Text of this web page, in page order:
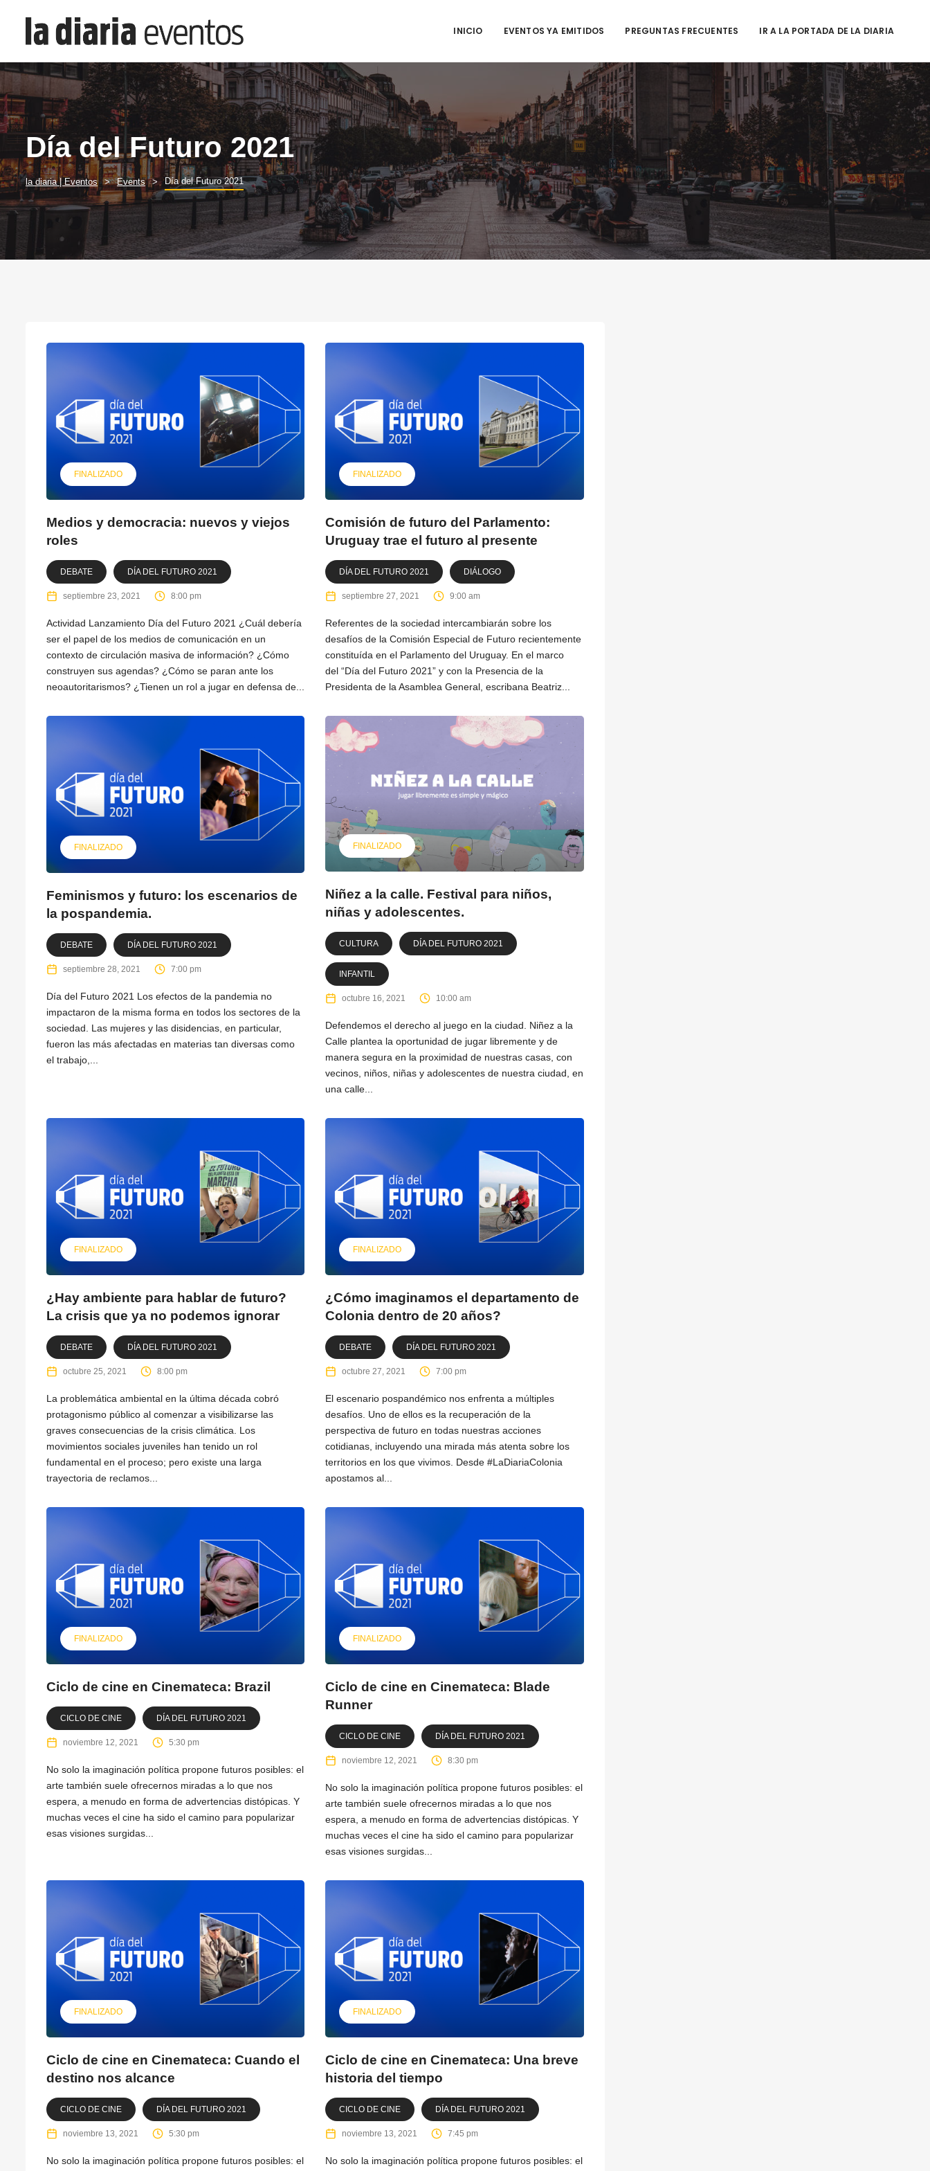
INICIO EVENTOS YA EMITIDOS PREGUNTAS FRECUENTES IR A LA PORTADA DE LA DIARIA
Día del Futuro 2021
la diaria | Eventos Events Día del Futuro 2021
FINALIZADO
Medios y democracia: nuevos y viejos
roles
DEBATE DÍA DEL FUTURO 2021
septiembre 23, 2021 8:00 pm
Actividad Lanzamiento Día del Futuro 2021 ¿Cuál debería
ser el papel de los medios de comunicación en un
contexto de circulación masiva de información? ¿Cómo
construyen sus agendas? ¿Cómo se paran ante los
neoautoritarismos? ¿Tienen un rol a jugar en defensa de...
FINALIZADO
Comisión de futuro del Parlamento:
Uruguay trae el futuro al presente
DÍA DEL FUTURO 2021 DIÁLOGO
septiembre 27, 2021 9:00 am
Referentes de la sociedad intercambiarán sobre los
desafíos de la Comisión Especial de Futuro recientemente
constituída en el Parlamento del Uruguay. En el marco
del “Día del Futuro 2021” y con la Presencia de la
Presidenta de la Asamblea General, escribana Beatriz...
FINALIZADO
Feminismos y futuro: los escenarios de
la pospandemia.
DEBATE DÍA DEL FUTURO 2021
septiembre 28, 2021 7:00 pm
Día del Futuro 2021 Los efectos de la pandemia no
impactaron de la misma forma en todos los sectores de la
sociedad. Las mujeres y las disidencias, en particular,
fueron las más afectadas en materias tan diversas como
el trabajo,...
FINALIZADO
Niñez a la calle. Festival para niños,
niñas y adolescentes.
CULTURA DÍA DEL FUTURO 2021
INFANTIL
octubre 16, 2021 10:00 am
Defendemos el derecho al juego en la ciudad. Niñez a la
Calle plantea la oportunidad de jugar libremente y de
manera segura en la proximidad de nuestras casas, con
vecinos, niños, niñas y adolescentes de nuestra ciudad, en
una calle...
FINALIZADO
¿Hay ambiente para hablar de futuro?
La crisis que ya no podemos ignorar
DEBATE DÍA DEL FUTURO 2021
octubre 25, 2021 8:00 pm
La problemática ambiental en la última década cobró
protagonismo público al comenzar a visibilizarse las
graves consecuencias de la crisis climática. Los
movimientos sociales juveniles han tenido un rol
fundamental en el proceso; pero existe una larga
trayectoria de reclamos...
FINALIZADO
¿Cómo imaginamos el departamento de
Colonia dentro de 20 años?
DEBATE DÍA DEL FUTURO 2021
octubre 27, 2021 7:00 pm
El escenario pospandémico nos enfrenta a múltiples
desafíos. Uno de ellos es la recuperación de la
perspectiva de futuro en todas nuestras acciones
cotidianas, incluyendo una mirada más atenta sobre los
territorios en los que vivimos. Desde #LaDiariaColonia
apostamos al...
FINALIZADO
Ciclo de cine en Cinemateca: Brazil
CICLO DE CINE DÍA DEL FUTURO 2021
noviembre 12, 2021 5:30 pm
No solo la imaginación política propone futuros posibles: el
arte también suele ofrecernos miradas a lo que nos
espera, a menudo en forma de advertencias distópicas. Y
muchas veces el cine ha sido el camino para popularizar
esas visiones surgidas...
FINALIZADO
Ciclo de cine en Cinemateca: Blade
Runner
CICLO DE CINE DÍA DEL FUTURO 2021
noviembre 12, 2021 8:30 pm
No solo la imaginación política propone futuros posibles: el
arte también suele ofrecernos miradas a lo que nos
espera, a menudo en forma de advertencias distópicas. Y
muchas veces el cine ha sido el camino para popularizar
esas visiones surgidas...
FINALIZADO
Ciclo de cine en Cinemateca: Cuando el
destino nos alcance
CICLO DE CINE DÍA DEL FUTURO 2021
noviembre 13, 2021 5:30 pm
No solo la imaginación política propone futuros posibles: el
FINALIZADO
Ciclo de cine en Cinemateca: Una breve
historia del tiempo
CICLO DE CINE DÍA DEL FUTURO 2021
noviembre 13, 2021 7:45 pm
No solo la imaginación política propone futuros posibles: el